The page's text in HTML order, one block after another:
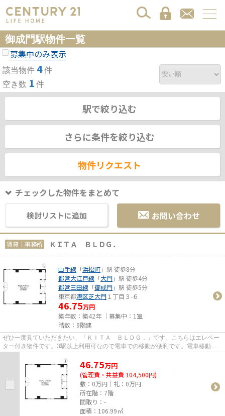
御成門駅物件一覧
募集中のみ表示
該当物件 4件
空き数 1 件
駅で絞り込む
さらに条件を絞り込む
物件リクエスト
チェックした物件をまとめて
検討リストに追加 お問い合わせ
賃貸｜事務所 ＫＩＴＡ ＢＬＤＧ．
山手線 「浜松町」駅 徒歩8分
都営大江戸線 「大門」駅 徒歩4分
都営三田線 「御成門」駅 徒歩5分
東京都港区芝大門１丁目３-６
46.75万円
築年数：築42年 ｜募集中： 1室
階数：9階建
ぜひ一度見ていただきたい、「ＫＩＴＡ ＢＬＤＧ．」です。こちらはエレベー
ター付き物件です。3駅以上利用可なので電車での移動が便利です。電車移動の
46.75万円
(管理費・共益費 104,500円)
敷：0万円｜礼：0万円
所在階：7階
間取り：-
面積：106.99㎡